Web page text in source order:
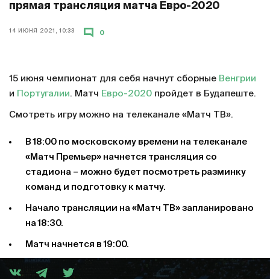
прямая трансляция матча Евро-2020
14 ИЮНЯ 2021, 10:33 0
15 июня чемпионат для себя начнут сборные Венгрии
и Португалии. Матч Евро-2020 пройдет в Будапеште.
Смотреть игру можно на телеканале «Матч ТВ».
В 18:00 по московскому времени на телеканале
«Матч Премьер» начнется трансляция со
стадиона – можно будет посмотреть разминку
команд и подготовку к матчу.
Начало трансляции на «Матч ТВ» запланировано
на 18:30.
Матч начнется в 19:00.